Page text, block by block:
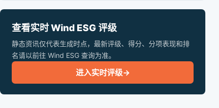
查看实时 Wind ESG 评级
静态资讯仅代表生成时点，最新评级、得分、分项表现和排
名请以前往 Wind ESG 查询为准。
进入实时评级→